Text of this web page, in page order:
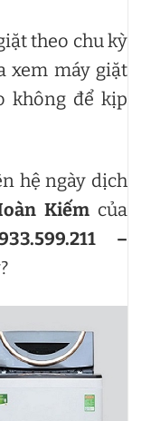
theo chu kỳ
xem máy giặt
không để kịp
hệ ngày dịch
Kiếm của
–